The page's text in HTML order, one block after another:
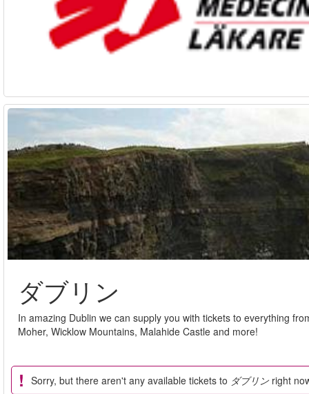
ダブリン
In amazing Dublin we can supply you with tickets to everything
Moher, Wicklow Mountains, Malahide Castle and more!
Sorry, but there aren't any available tickets to ダブリン right